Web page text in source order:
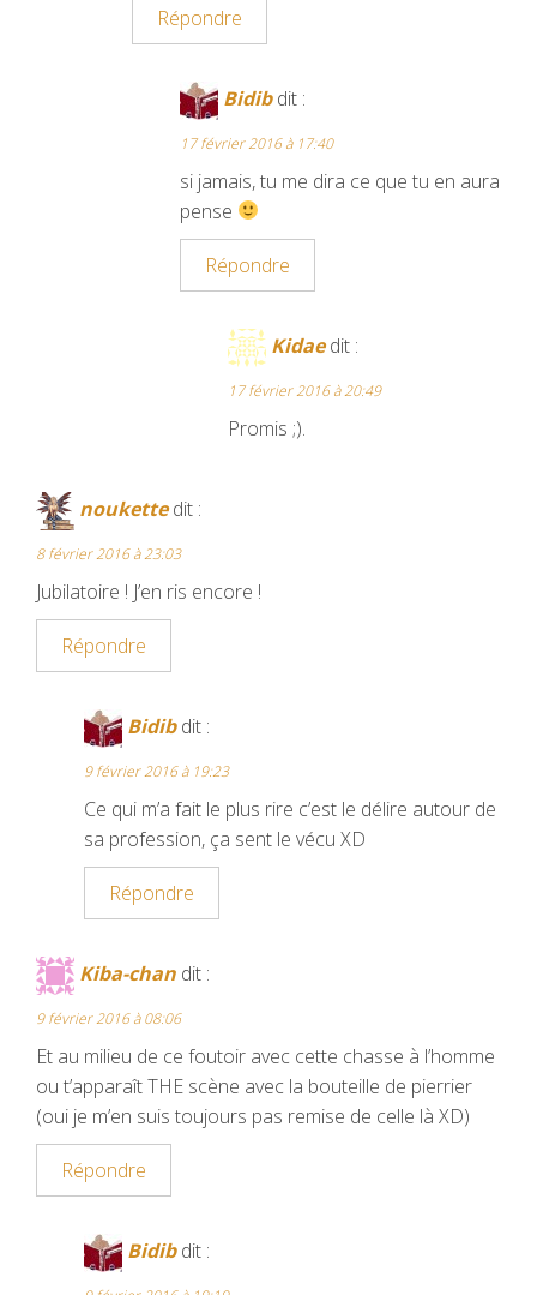
Répondre
Bidib dit :
17 février 2016 à 17:40
si jamais, tu me dira ce que tu en aura
pense
Répondre
Kidae dit :
17 février 2016 à 20:49
Promis ;).
noukette dit :
8 février 2016 à 23:03
Jubilatoire ! J’en ris encore !
Répondre
Bidib dit :
9 février 2016 à 19:23
Ce qui m’a fait le plus rire c’est le délire autour de
sa profession, ça sent le vécu XD
Répondre
Kiba-chan dit :
9 février 2016 à 08:06
Et au milieu de ce foutoir avec cette chasse à l’homme
ou t’apparaît THE scène avec la bouteille de pierrier
(oui je m’en suis toujours pas remise de celle là XD)
Répondre
Bidib dit :